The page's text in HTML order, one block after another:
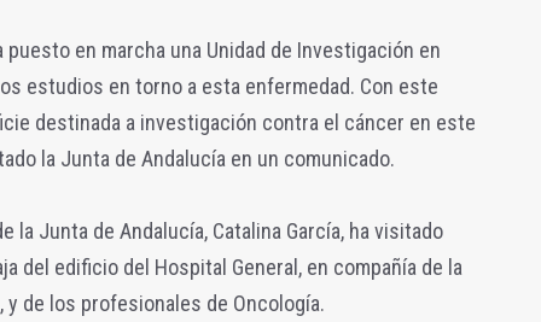
en marcha una Unidad de Investigación en
estudios en torno a esta enfermedad. Con este
destinada a investigación contra el cáncer en este
la Junta de Andalucía en un comunicado.
la Junta de Andalucía, Catalina García, ha visitado
del edificio del Hospital General, en compañía de la
y de los profesionales de Oncología.